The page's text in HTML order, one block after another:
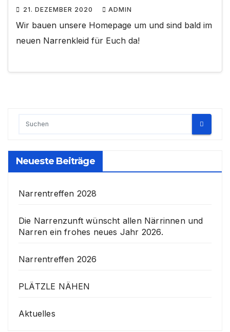
21. DEZEMBER 2020 ADMIN
Wir bauen unsere Homepage um und sind bald im
neuen Narrenkleid für Euch da!
Neueste Beiträge
Narrentreffen 2028
Die Narrenzunft wünscht allen Närrinnen und
Narren ein frohes neues Jahr 2026.
Narrentreffen 2026
PLÄTZLE NÄHEN
Aktuelles